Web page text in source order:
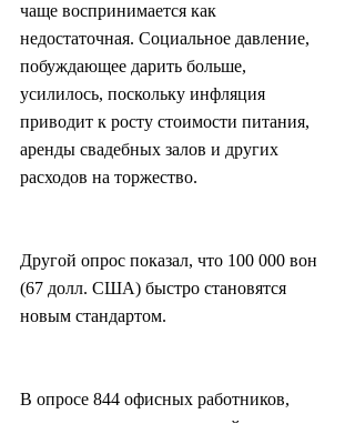
чаще воспринимается как
недостаточная. Социальное давление,
побуждающее дарить больше,
усилилось, поскольку инфляция
приводит к росту стоимости питания,
аренды свадебных залов и других
расходов на торжество.
Другой опрос показал, что 100 000 вон
(67 долл. США) быстро становятся
новым стандартом.
В опросе 844 офисных работников,